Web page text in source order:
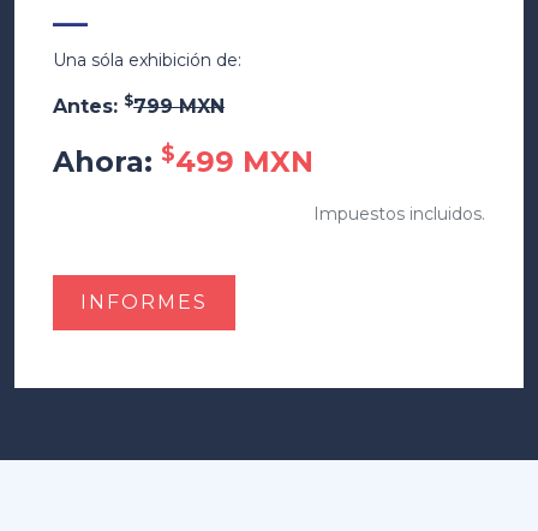
—
Una sóla exhibición de:
Antes: $799 MXN
Ahora: $499 MXN
Impuestos incluidos.
INFORMES